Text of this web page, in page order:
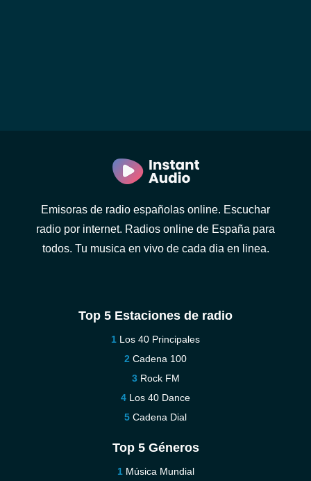
Emisoras de radio españolas online. Escuchar
radio por internet. Radios online de España para
todos. Tu musica en vivo de cada dia en linea.
Top 5 Estaciones de radio
Los 40 Principales
Cadena 100
Rock FM
Los 40 Dance
Cadena Dial
Top 5 Géneros
Música Mundial